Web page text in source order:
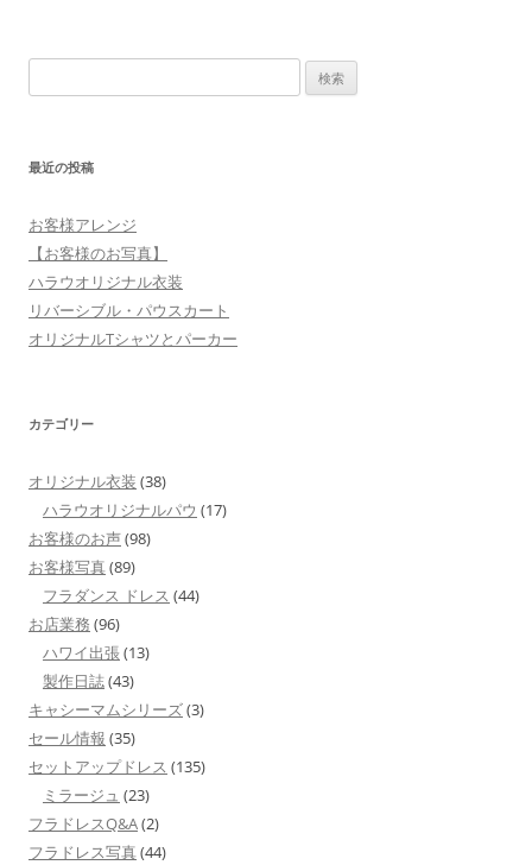
索:
最近の投稿
お客様アレンジ
【お客様のお写真】
ハラウオリジナル衣装
リバーシブル・パウスカート
オリジナルTシャツとパーカー
カテゴリー
オリジナル衣装 (38)
ハラウオリジナルパウ (17)
お客様のお声(98)
お客様写真(89)
フラダンス ドレス (44)
お店業務 (96)
ハワイ出張(13)
製作日誌(43)
キャシーマムシリーズ(3)
セール情報 (35)
セットアップドレス (135)
ミラージュ (23)
フラドレスQ&A(2)
フラドレス写真(44)